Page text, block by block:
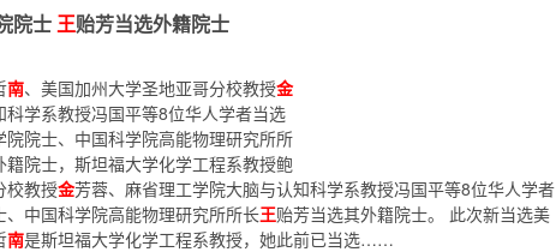
院士王贻芳当选外籍院士
南、美国加州大学圣地亚哥分校教授金
学系教授冯国平等8位华人学者当选
院士、中国科学院高能物理研究所所
院士，斯坦福大学化学工程系教授鲍
校教授金芳蓉、麻省理工学院大脑与认知科学系教授冯国平等8位华人学者
中国科学院高能物理研究所所长王贻芳当选其外籍院士。 此次新当选美
南是斯坦福大学化学工程系教授，她此前已当选……